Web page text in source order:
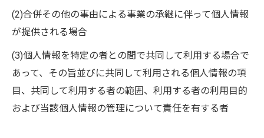
(2)合併その他の事由による事業の承継に伴って個人情報
が提供される場合
(3)個人情報を特定の者との間で共同して利用する場合で
あって、その旨並びに共同して利用される個人情報の項
目、共同して利用する者の範囲、利用する者の利用目的
および当該個人情報の管理について責任を有する者